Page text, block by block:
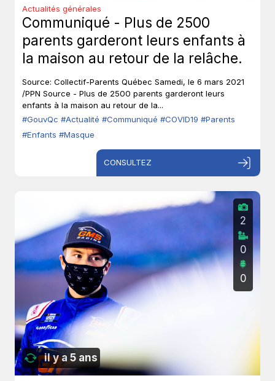
Actualités générales
Communiqué - Plus de 2500
parents garderont leurs enfants à
la maison au retour de la relâche.
Source: Collectif-Parents Québec Samedi, le 6 mars 2021
/PPN Source - Plus de 2500 parents garderont leurs
enfants à la maison au retour de la...
#GouvQc #Actualité #Communiqué #COVID19 #Parents
#Enfants #Masque
CONSULTEZ
il y a 5 ans
2
0
0